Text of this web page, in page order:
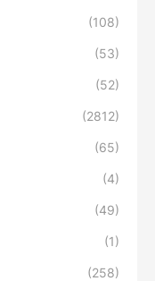
(108)
(53)
(52)
(2812)
(65)
(4)
(49)
(1)
(258)